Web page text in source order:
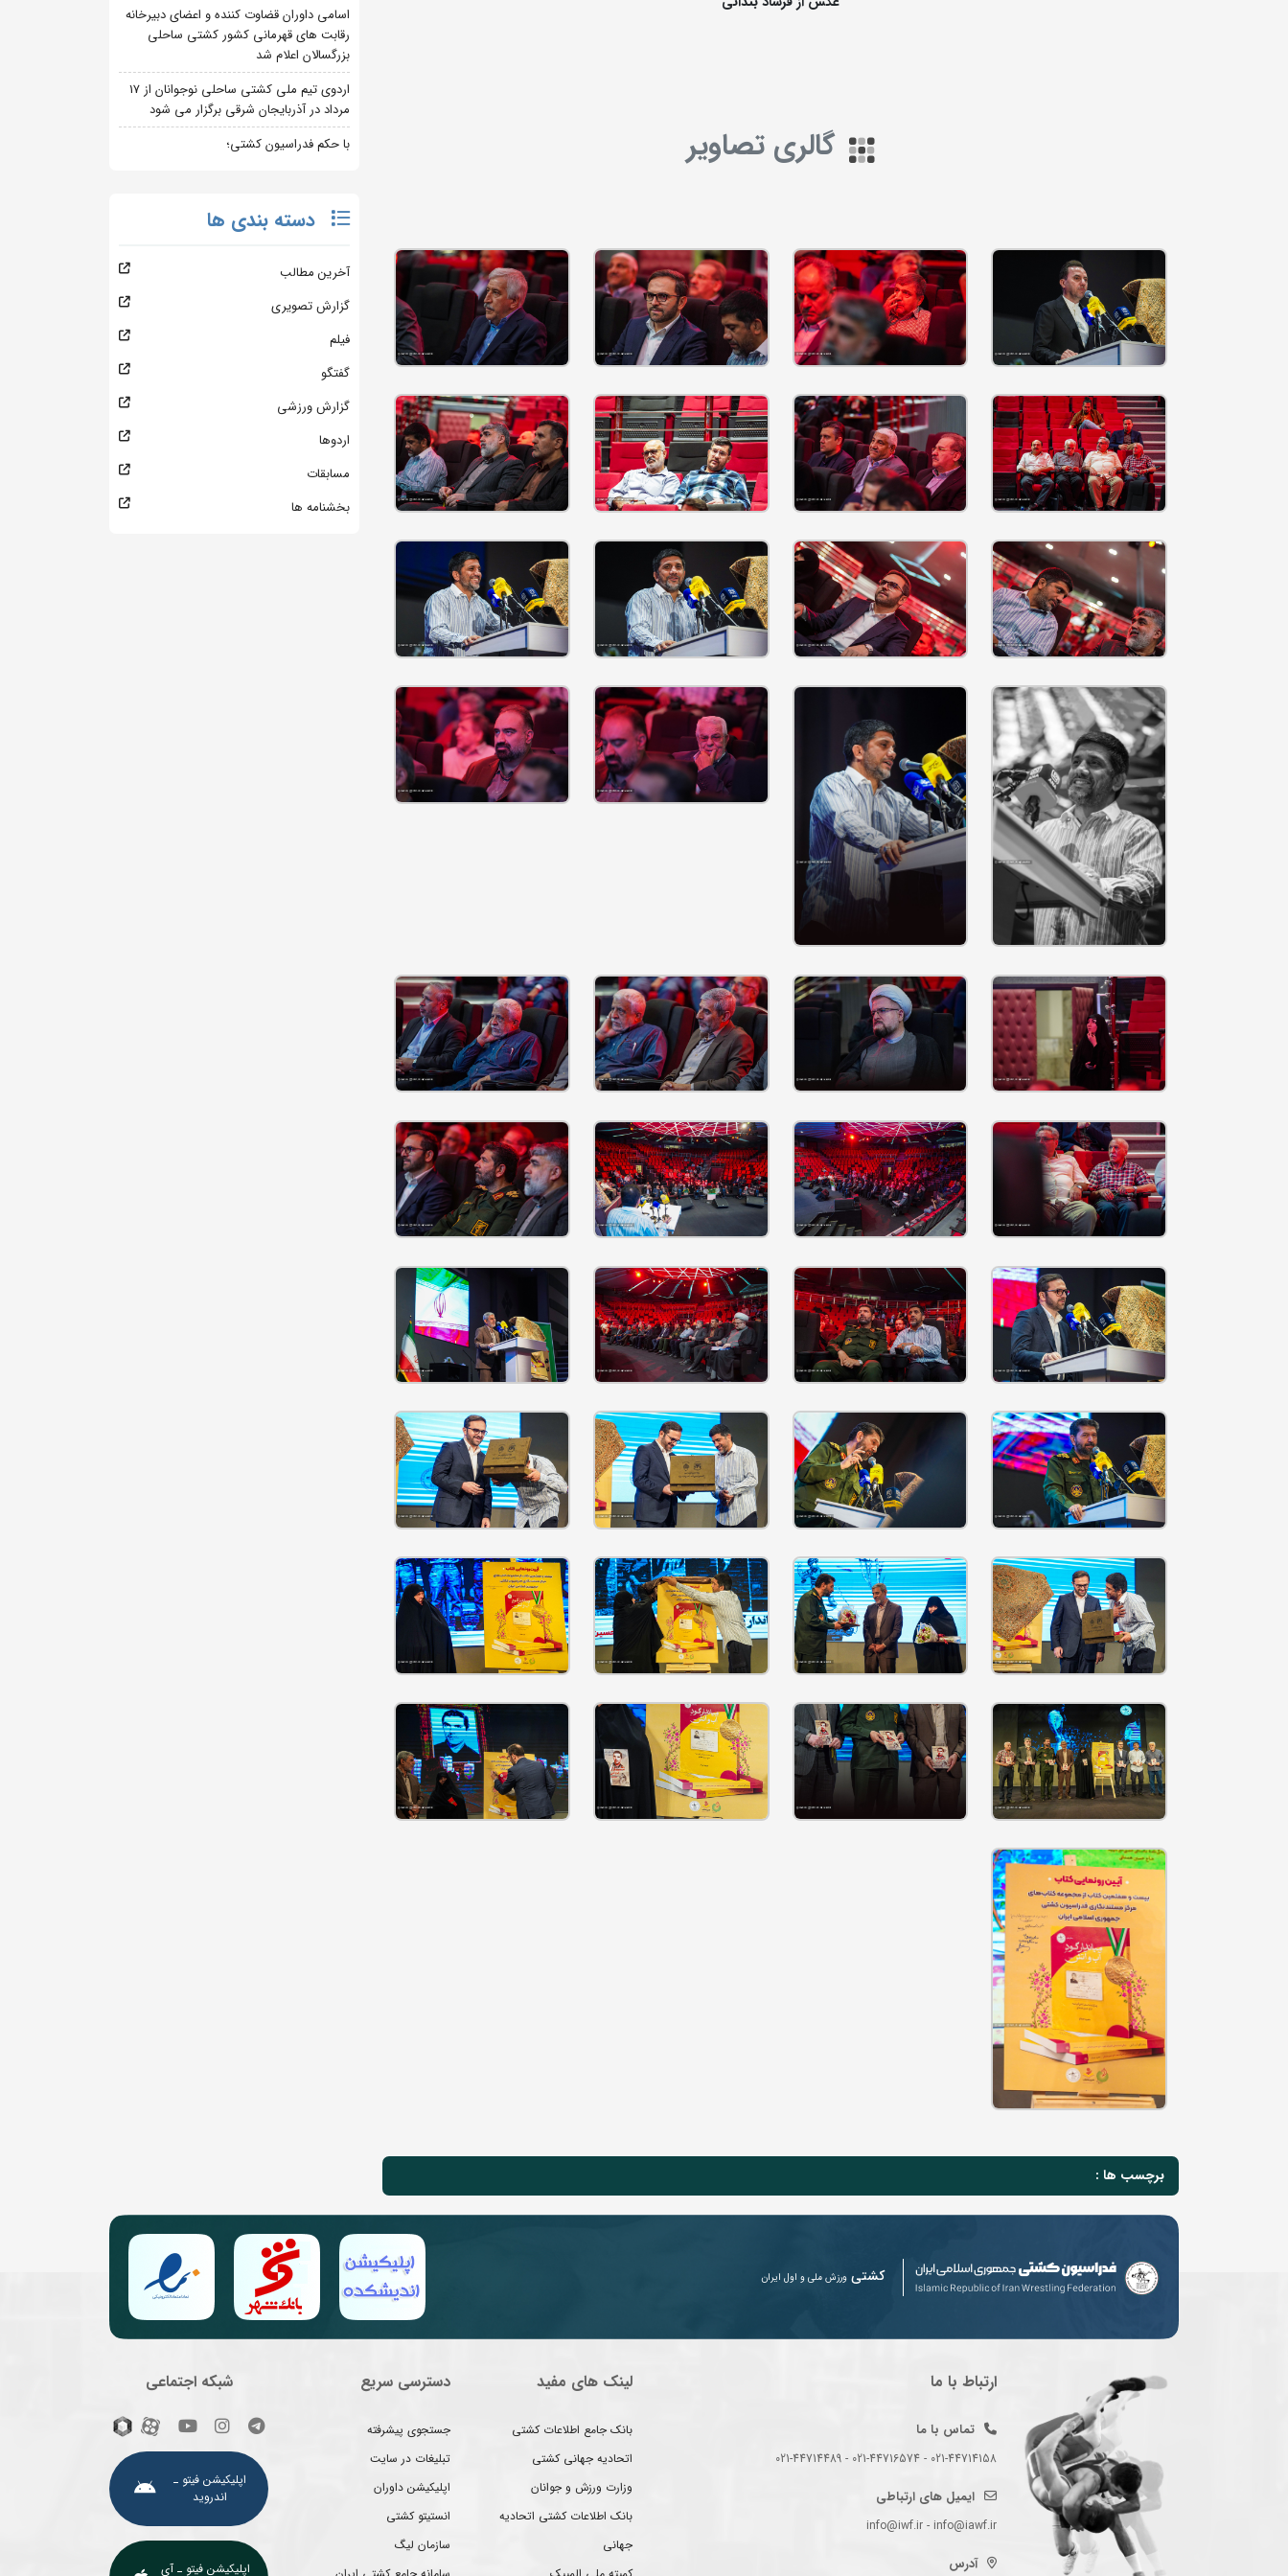
گالری تصاویر
برچسب ها :
اسامی داوران قضاوت کننده و اعضای دبیرخانه
رقابت های قهرمانی کشور کشتی ساحلی
بزرگسالان اعلام شد
اردوی تیم ملی کشتی ساحلی نوجوانان از 17
مرداد در آذربایجان شرقی برگزار می شود
با حکم فدراسیون کشتی؛
دسته بندی ها
آخرین مطالب
گزارش تصویری
فیلم
گفتگو
گزارش ورزشی
اردوها
مسابقات
بخشنامه ها
کشتی ورزش ملی و اول ایران
ارتباط با ما
تماس با ما
021-44714158 - 021-44716574 - 021-44714489
ایمیل های ارتباطی
info@iwf.ir - info@iawf.ir
آدرس
لینک های مفید
بانک جامع اطلاعات کشتی
اتحادیه جهانی کشتی
وزارت ورزش و جوانان
بانک اطلاعات کشتی اتحادیه
جهانی
دسترسی سریع
جستجوی پیشرفته
تبلیغات در سایت
اپلیکیشن داوران
انستیتو کشتی
سازمان لیگ
شبکه اجتماعی
اپلیکیشن فیتو ـ
اندروید
اپلیکیشن فیتو ـ آی